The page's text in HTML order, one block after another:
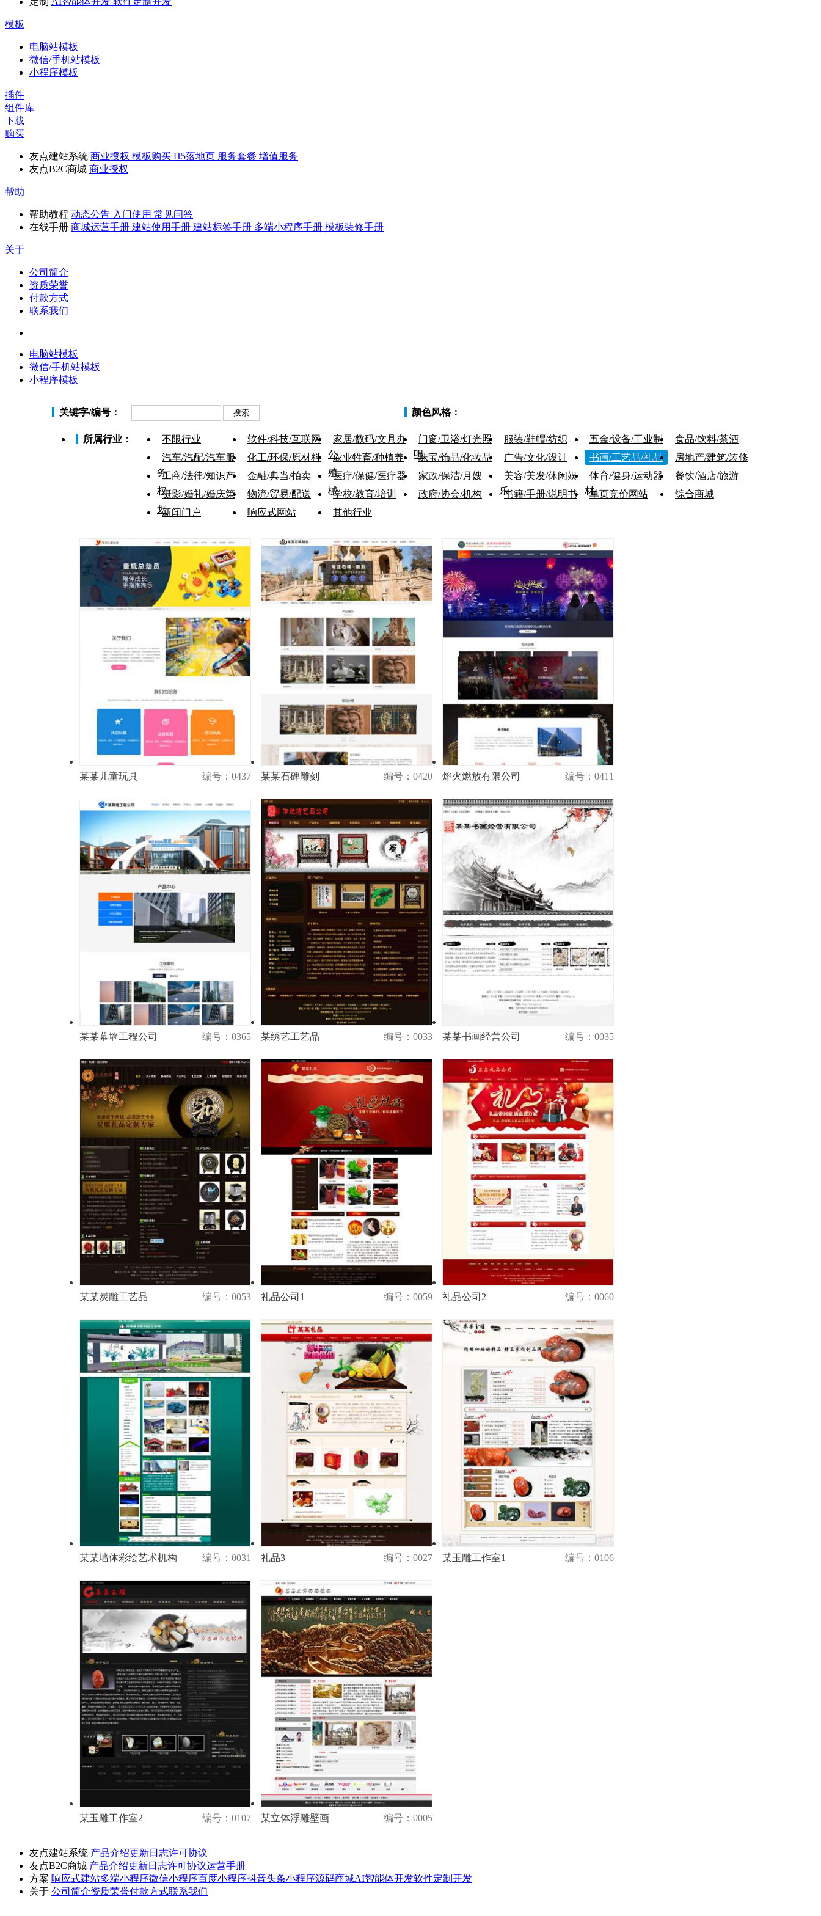
模板
电脑站模板
微信/手机站模板
小程序模板
插件
组件库
下载
购买
友点建站系统 商业授权 模板购买 H5落地页 服务套餐 增值服务
友点B2C商城 商业授权
帮助
帮助教程 动态公告 入门使用 常见问答
在线手册 商城运营手册 建站使用手册 建站标签手册 多端小程序手册 模板装修手册
关于
公司简介
资质荣誉
付款方式
联系我们
电脑站模板
微信/手机站模板
小程序模板
关键字/编号： 颜色风格：
所属行业： 不限行业 软件/科技/互联网
家居/数码/文具办
公
门窗/卫浴/灯光照
明
服装/鞋帽/纺织
五金/设备/工业制
品
食品/饮料/茶酒
汽车/汽配/汽车服
务
化工/环保/原材料
农业牲畜/种植养
殖
珠宝/饰品/化妆品 广告/文化/设计 书画/工艺品/礼品
房地产/建筑/装修
工商/法律/知识产
权
金融/典当/拍卖
医疗/保健/医疗器
械
家政/保洁/月嫂
美容/美发/休闲娱
乐
体育/健身/运动器
材
餐饮/酒店/旅游
摄影/婚礼/婚庆策
划
物流/贸易/配送 学校/教育/培训 政府/协会/机构 书籍/手册/说明书 单页竞价网站
综合商城
新闻门户
响应式网站 其他行业
某某儿童玩具
编号：0437
某某石碑雕刻
编号：0420
焰火燃放有限公司 编号：0411
某某幕墙工程公司
编号：0365
某绣艺工艺品
编号：0033
某某书画经营公司 编号：0035
某某炭雕工艺品
编号：0053
礼品公司1
编号：0059
礼品公司2 编号：0060
某某墙体彩绘艺术机构
编号：0031
礼品3
编号：0027
某玉雕工作室1 编号：0106
某玉雕工作室2
编号：0107
某立体浮雕壁画 编号：0005
友点建站系统 产品介绍更新日志许可协议
友点B2C商城 产品介绍更新日志许可协议运营手册
方案 响应式建站多端小程序微信小程序百度小程序抖音头条小程序源码商城AI智能体开发软件定制开发
关于 公司简介资质荣誉付款方式联系我们